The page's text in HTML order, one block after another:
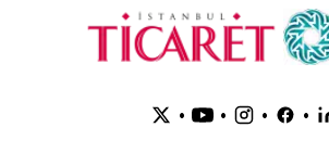
• • • •